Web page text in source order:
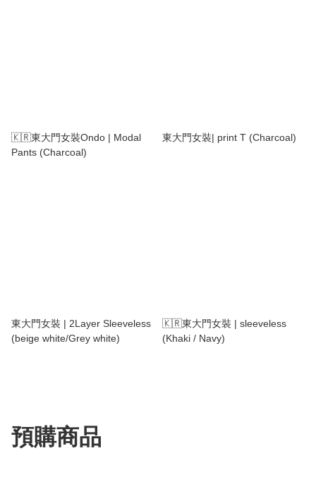
🇰🇷東大門女裝Ondo | Modal
Pants (Charcoal)
東大門女裝| print T (Charcoal)
東大門女裝 | 2Layer Sleeveless
(beige white/Grey white)
🇰🇷東大門女裝 | sleeveless
(Khaki / Navy)
預購商品